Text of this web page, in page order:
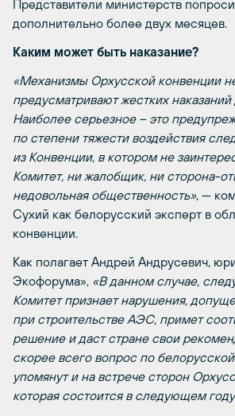
Представители министерств
дополнительно более двух месяцев.
Каким может быть наказание?
«Механизмы Орхусской конвенции
предусматривают жестких наказаний
Наиболее серьезное – это
по степени тяжести воздействия
из Конвенции, в котором не
Комитет, ни жалобщик, ни сторона-
недовольная общественность», —
Сухий как белорусский эксперт в
конвенции.
Как полагает Андрей Андрусевич,
Экофорума», «В данном случае,
Комитет признает нарушения,
при строительстве АЭС, примет
решение и даст стране свои
скорее всего вопрос по
упомянут и на встрече сторон
которая состоится в следующем